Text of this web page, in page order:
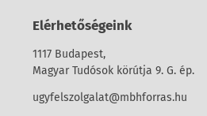
Elérhetőségeink
1117 Budapest,
Magyar Tudósok körútja 9. G. ép.
ugyfelszolgalat@mbhforras.hu